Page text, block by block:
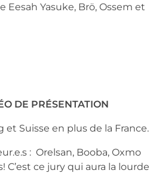
Yasuke, Brö, Ossem et
DE PRÉSENTATION
Suisse en plus de la France.
:  Orelsan, Booba, Oxmo
C’est ce jury qui aura la lourde